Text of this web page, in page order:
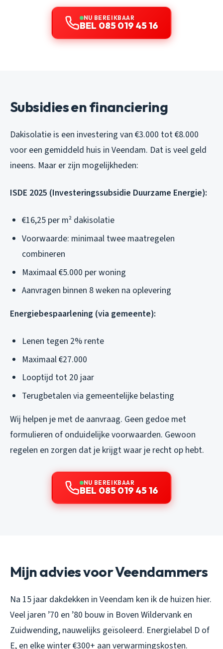
NU BEREIKBAAR
BEL 085 019 45 16
Subsidies en financiering
Dakisolatie is een investering van €3.000 tot €8.000
voor een gemiddeld huis in Veendam. Dat is veel geld
ineens. Maar er zijn mogelijkheden:
ISDE 2025 (Investeringssubsidie Duurzame Energie):
€16,25 per m² dakisolatie
Voorwaarde: minimaal twee maatregelen
combineren
Maximaal €5.000 per woning
Aanvragen binnen 8 weken na oplevering
Energiebespaarlening (via gemeente):
Lenen tegen 2% rente
Maximaal €27.000
Looptijd tot 20 jaar
Terugbetalen via gemeentelijke belasting
Wij helpen je met de aanvraag. Geen gedoe met
formulieren of onduidelijke voorwaarden. Gewoon
regelen en zorgen dat je krijgt waar je recht op hebt.
NU BEREIKBAAR
BEL 085 019 45 16
Mijn advies voor Veendammers
Na 15 jaar dakdekken in Veendam ken ik de huizen hier.
Veel jaren ’70 en ’80 bouw in Boven Wildervank en
Zuidwending, nauwelijks geïsoleerd. Energielabel D of
E, en elke winter €300+ aan verwarmingskosten.